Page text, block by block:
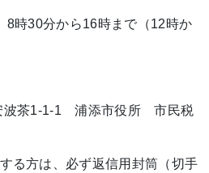
30分から16時まで（12時か
茶1-1-1 浦添市役所 市民税
る方は、必ず返信用封筒（切手